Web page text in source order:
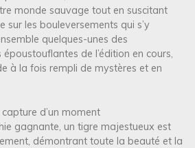
monde sauvage tout en suscitant
sur les bouleversements qui s’y
quelques-unes des
de l’édition en cours,
à la fois rempli de mystères et en
d’un moment
gagnante, un tigre majestueux est
démontrant toute la beauté et la